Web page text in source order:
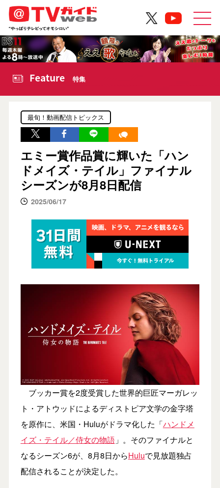
Feature 特集
最旬！動画配信トピックス
エミー賞作品賞に輝いた「ハン
ドメイズ・テイル」ファイナル
シーズンが8月8日配信
2025/06/17
ブッカー賞を2度受賞した世界的巨匠マーガレッ
ト・アトウッドによるディストピア文学の金字塔
を原作に、米国・Huluがドラマ化した「ハンドメ
イズ・テイル／侍女の物語」。そのファイナルと
なるシーズン6が、8月8日からHuluで見放題独占
配信されることが決定した。